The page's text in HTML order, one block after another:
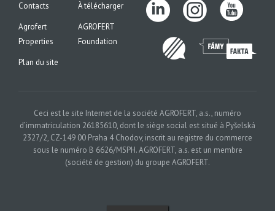
Contacts
À télécharger
Agrofert
Properties
AGROFERT
Foundation
Plan du site
Ceci est le site Internet de la société AGROFERT, a.s., numéro
d’immatriculation 26185610, dont le siège social est situé à Pyšelská
2327/2, CZ-149 00 Praha 4 Chodov, inscrit au registre du commerce
sous le numéro B 6626/MSPH. AGROFERT, a.s. est un membre
(société de gestion) du groupe AGROFERT.